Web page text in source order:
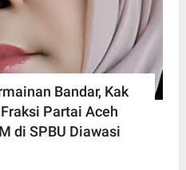
Bandar, Kak
Partai Aceh
di SPBU Diawasi